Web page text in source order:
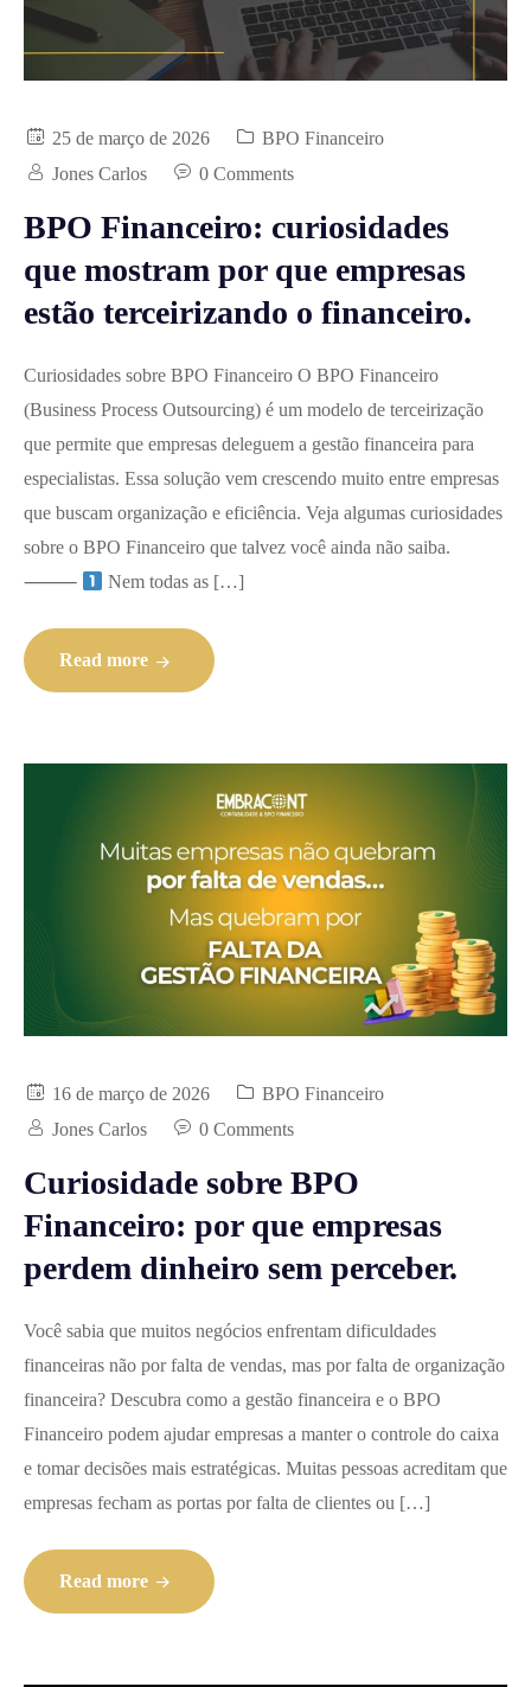
25 de março de 2026
BPO Financeiro
Jones Carlos
0 Comments
BPO Financeiro: curiosidades
que mostram por que empresas
estão terceirizando o financeiro.
Curiosidades sobre BPO Financeiro O BPO Financeiro
(Business Process Outsourcing) é um modelo de terceirização
que permite que empresas deleguem a gestão financeira para
especialistas. Essa solução vem crescendo muito entre empresas
que buscam organização e eficiência. Veja algumas curiosidades
sobre o BPO Financeiro que talvez você ainda não saiba.
⸻
Nem todas as […]
Read more
16 de março de 2026
BPO Financeiro
Jones Carlos
0 Comments
Curiosidade sobre BPO
Financeiro: por que empresas
perdem dinheiro sem perceber.
Você sabia que muitos negócios enfrentam dificuldades
financeiras não por falta de vendas, mas por falta de organização
financeira? Descubra como a gestão financeira e o BPO
Financeiro podem ajudar empresas a manter o controle do caixa
e tomar decisões mais estratégicas. Muitas pessoas acreditam que
empresas fecham as portas por falta de clientes ou […]
Read more